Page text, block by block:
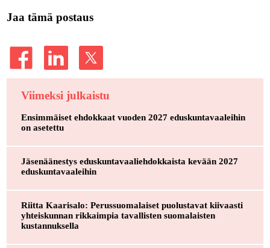
Jaa tämä postaus
Viimeksi julkaistu
Ensimmäiset ehdokkaat vuoden 2027 eduskuntavaaleihin
on asetettu
Jäsenäänestys eduskuntavaaliehdokkaista kevään 2027
eduskuntavaaleihin
Riitta Kaarisalo: Perussuomalaiset puolustavat kiivaasti
yhteiskunnan rikkaimpia tavallisten suomalaisten
kustannuksella